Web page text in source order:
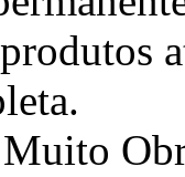
Muito